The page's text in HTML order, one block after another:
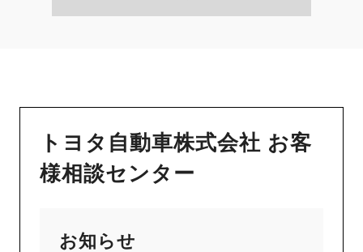
トヨタ自動車株式会社 お客
様相談センター
お知らせ